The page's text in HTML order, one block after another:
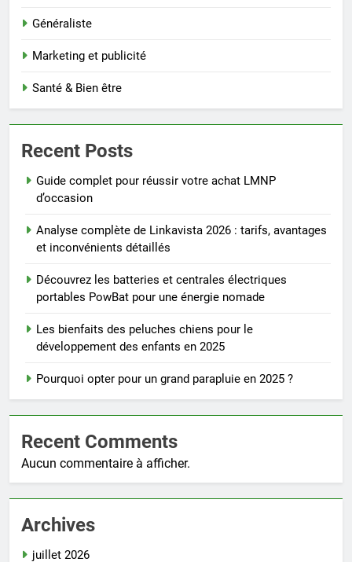
Généraliste
Marketing et publicité
Santé & Bien être
Recent Posts
Guide complet pour réussir votre achat LMNP
d’occasion
Analyse complète de Linkavista 2026 : tarifs, avantages
et inconvénients détaillés
Découvrez les batteries et centrales électriques
portables PowBat pour une énergie nomade
Les bienfaits des peluches chiens pour le
développement des enfants en 2025
Pourquoi opter pour un grand parapluie en 2025 ?
Recent Comments
Aucun commentaire à afficher.
Archives
juillet 2026